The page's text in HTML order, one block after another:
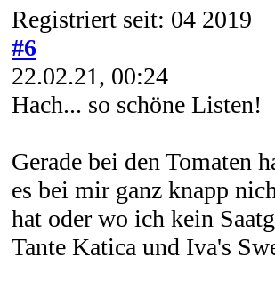
Registriert seit: 04 2019
#6
22.02.21, 00:24
Hach... so schöne Listen!
Gerade bei den Tomaten
es bei mir ganz knapp
hat oder wo ich kein
Tante Katica und Iva's